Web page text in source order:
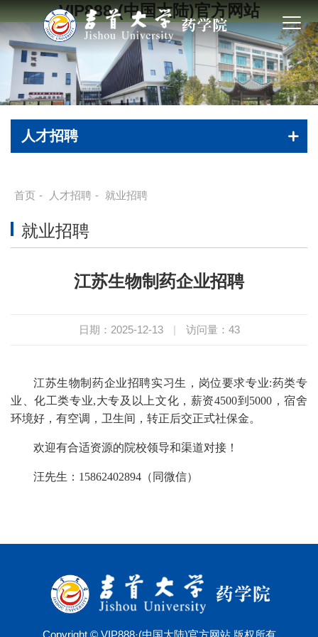
VIP888·(中国大陆)官方网站
人才招聘
首页 - 人才招聘 - 就业招聘
就业招聘
江苏生物制药企业招聘
日期：2025-12-13 | 访问量： 43
江苏生物制药企业招聘实习生，岗位要求专业:药类专
业、化工类专业,大专及以上文化，薪资4500到5000，宿舍
环境好，有空调，卫生间，转正后交正式社保金。
欢迎有合适资源的院校领导和渠道对接！
汪先生：15862402894（同微信）
Copyright © VIP888·(中国大陆)官方网站 版权所有